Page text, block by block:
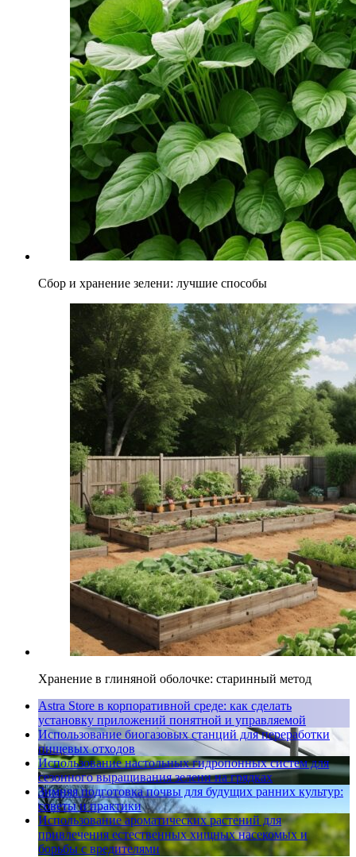
Сбор и хранение зелени: лучшие способы
Хранение в глиняной оболочке: старинный метод
Astra Store в корпоративной среде: как сделать
установку приложений понятной и управляемой
Использование биогазовых станций для переработки
пищевых отходов
Использование настольных гидропонных систем для
сезонного выращивания зелени на грядках
Зимняя подготовка почвы для будущих ранних культур:
советы и практики
Использование ароматических растений для
привлечения естественных хищных насекомых и
борьбы с вредителями